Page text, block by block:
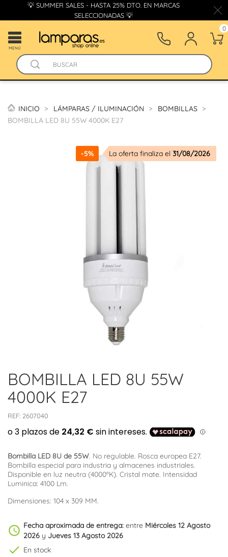
💡 SUMMER SALES - HASTA 25% DTO. EN MARCAS
SELECCIONADAS 💡
MENÚ
0
INICIO LÁMPARAS / ILUMINACIÓN
BOMBILLAS
BOMBILLA LED 8U 55W 4000K E27
-5% La oferta finaliza el 31/08/2026
BOMBILLA LED 8U 55W
4000K E27
REF: 2607040
Bombilla LED 8U de 55W. No regulable. Rosca europea E27.
Bombilla especial para industria y almacenes industriales.
Disponible en luz neutra (4000ºK). Cristal mate. Intensidad
Luminica: 4100 Lm.
Dimensiones: 104 x 309 MM.
schedule Fecha aproximada de entrega: entre Miércoles 12 Agosto
2026 y Jueves 13 Agosto 2026
check En stock